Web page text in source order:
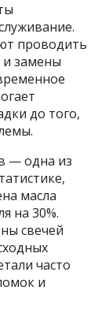
проводить
и замены
до того,
— одна из
масла
на 30%.
свечей
часто
и